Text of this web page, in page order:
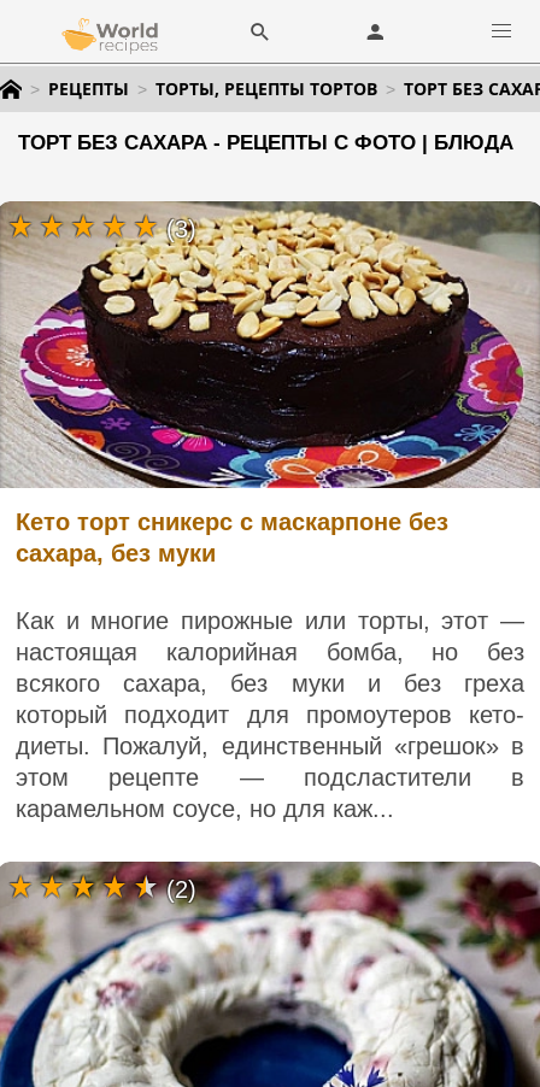
РЕЦЕПТЫ ТОРТЫ, РЕЦЕПТЫ ТОРТОВ ТОРТ БЕЗ
ТОРТ БЕЗ САХАРА - РЕЦЕПТЫ С ФОТО | БЛЮДА
Кето торт сникерс с маскарпоне без
сахара, без муки
Как и многие пирожные или торты, этот —
настоящая калорийная бомба, но без
всякого сахара, без муки и без греха
который подходит для промоутеров кето-
диеты. Пожалуй, единственный «грешок» в
этом рецепте — подсластители в
карамельном соусе, но для каж...
(3)
(2)